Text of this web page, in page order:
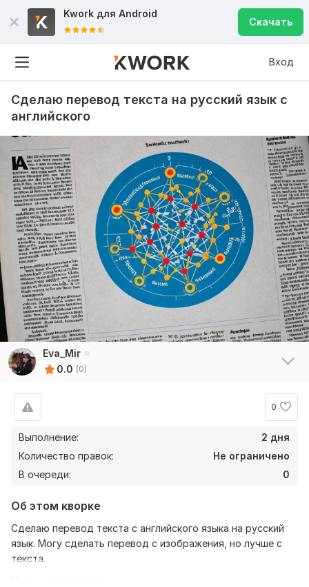
Kwork для Android
Скачать
Вход
Сделаю перевод текста на русский язык с
английского
Eva_Mir
0.0 (0)
0
Выполнение:
2 дня
Количество правок:
Не ограничено
В очереди:
0
Об этом кворке
Сделаю перевод текста с английского языка на русский
язык. Могу сделать перевод с изображения, но лучше с
текста.